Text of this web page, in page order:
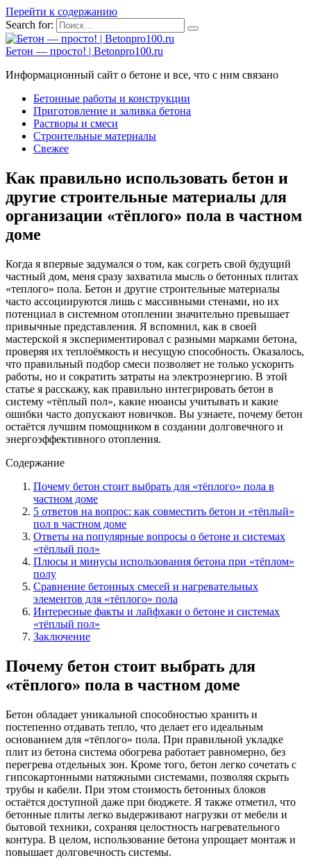
Перейти к содержанию
Search for:
Бетон — просто! | Betonpro100.ru
Информационный сайт о бетоне и все, что с ним связано
Бетонные работы и конструкции
Приготовление и заливка бетона
Растворы и смеси
Строительные материалы
Свежее
Как правильно использовать бетон и
другие строительные материалы для
организации «тёплого» пола в частном
доме
Когда я впервые задумался о том, как согреть свой будущий
частный дом, меня сразу захватила мысль о бетонных плитах
«теплого» пола. Бетон и другие строительные материалы
часто ассоциируются лишь с массивными стенами, но их
потенциал в системном отоплении значительно превышает
привычные представления. Я вспомнил, как в своей
мастерской я экспериментировал с разными марками бетона,
проверяя их теплоёмкость и несущую способность. Оказалось,
что правильный подбор смеси позволяет не только ускорить
работы, но и сократить затраты на электроэнергию. В этой
статье я расскажу, как правильно интегрировать бетон в
систему «тёплый пол», какие нюансы учитывать и какие
ошибки часто допускают новичков. Вы узнаете, почему бетон
остаётся лучшим помощником в создании долговечного и
энергоэффективного отопления.
Содержание
Почему бетон стоит выбрать для «тёплого» пола в
частном доме
5 ответов на вопрос: как совместить бетон и «тёплый»
пол в частном доме
Ответы на популярные вопросы о бетоне и системах
«тёплый пол»
Плюсы и минусы использования бетона при «тёплом»
полу
Сравнение бетонных смесей и нагревательных
элементов для «тёплого» пола
Интересные факты и лайфхаки о бетоне и системах
«тёплый пол»
Заключение
Почему бетон стоит выбрать для
«тёплого» пола в частном доме
Бетон обладает уникальной способностью хранить и
постепенно отдавать тепло, что делает его идеальным
основанием для «тёплого» пола. При правильной укладке
плит из бетона система обогрева работает равномерно, без
перегрева отдельных зон. Кроме того, бетон легко сочетать с
гипсокартонными натяжными системами, позволяя скрыть
трубы и кабели. При этом стоимость бетонных блоков
остаётся доступной даже при бюджете. Я также отметил, что
бетонные плиты легко выдерживают нагрузки от мебели и
бытовой техники, сохраняя целостность нагревательного
контура. В целом, использование бетона упрощает монтаж и
повышает долговечность системы.